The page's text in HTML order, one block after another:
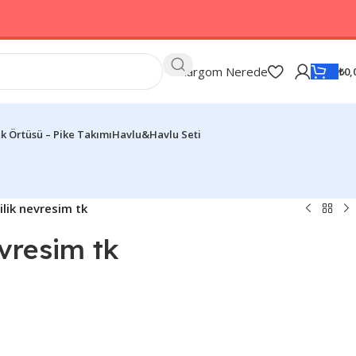
Kargom Nerede ₺
Örtüsü – Pike TakımıHavlu&Havlu Seti
nevresim tk
tk